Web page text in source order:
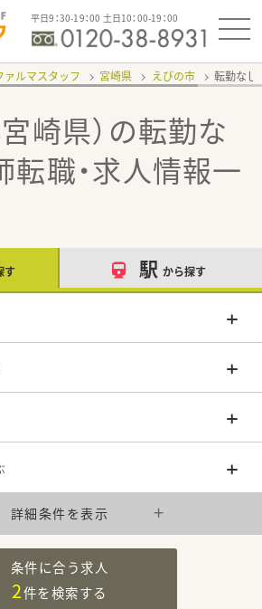
平日9：30-19：00 土日10：00-19：00
ァルマスタッフ 宮崎県 えびの市 転勤なし
崎県）の転勤な
転職・求人情報一
す 駅 から探す
詳細条件を表示
条件に合う求人
2件を検索する